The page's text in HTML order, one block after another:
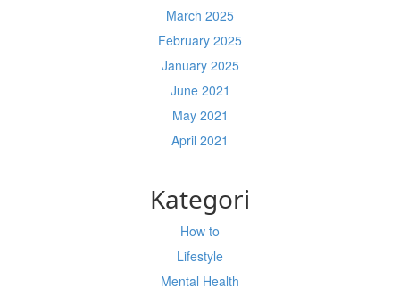
March 2025
February 2025
January 2025
June 2021
May 2021
April 2021
Kategori
How to
Lifestyle
Mental Health